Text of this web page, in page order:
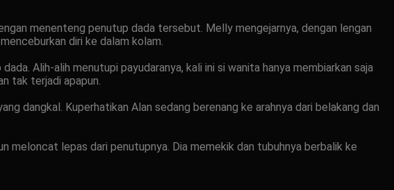
menenteng penutup dada tersebut. Melly mengejarnya, dengan lengan
diri ke dalam kolam.
Alih-alih menutupi payudaranya, kali ini si wanita hanya membiarkan saja
tak terjadi apapun.
dangkal. Kuperhatikan Alan sedang berenang ke arahnya dari belakang dan
lepas dari penutupnya. Dia memekik dan tubuhnya berbalik ke